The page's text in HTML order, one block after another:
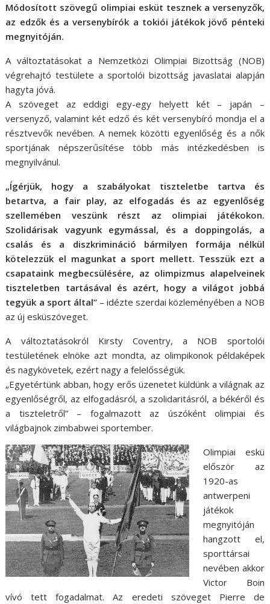
Módosított szövegű olimpiai esküt tesznek a versenyzők,
az edzők és a versenybírók a tokiói játékok jövő pénteki
megnyitóján.
A változtatásokat a Nemzetközi Olimpiai Bizottság (NOB)
végrehajtó testülete a sportolói bizottság javaslatai alapján
hagyta jóvá.
A szöveget az eddigi egy-egy helyett két – japán –
versenyző, valamint két edző és két versenybíró mondja el a
résztvevők nevében. A nemek közötti egyenlőség és a nők
sportjának népszerűsítése több más intézkedésben is
megnyilvánul.
„Ígérjük, hogy a szabályokat tiszteletbe tartva és
betartva, a fair play, az elfogadás és az egyenlőség
szellemében veszünk részt az olimpiai játékokon.
Szolidárisak vagyunk egymással, és a doppingolás, a
csalás és a diszkrimináció bármilyen formája nélkül
kötelezzük el magunkat a sport mellett. Tesszük ezt a
csapataink megbecsülésére, az olimpizmus alapelveinek
tiszteletben tartásával és azért, hogy a világot jobbá
tegyük a sport által”– idézte szerdai közleményében a NOB
az új esküszöveget.
A változtatásokról Kirsty Coventry, a NOB sportolói
testületének elnöke azt mondta, az olimpikonok példaképek
és nagykövetek, ezért nagy a felelősségük.
„Egyetértünk abban, hogy erős üzenetet küldünk a világnak az
egyenlőségről, az elfogadásról, a szolidaritásról, a békéről és
a tiszteletről” – fogalmazott az úszóként olimpiai és
világbajnok zimbabwei sportember.
Olimpiai eskü
először az
1920-as
antwerpeni
játékok
megnyitóján
hangzott el,
sporttársai
nevében akkor
Victor Boin
vívó tett fogadalmat. Az eredeti szöveget Pierre de